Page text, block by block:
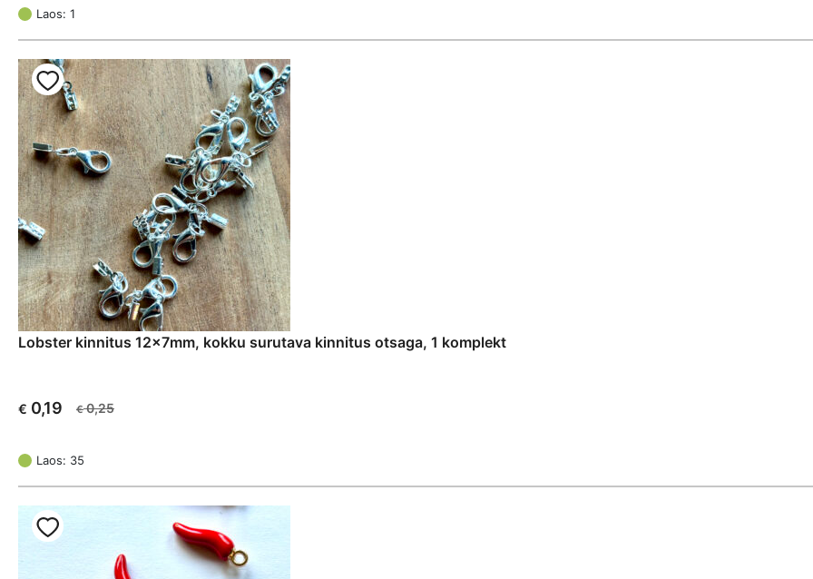
oli:
€ 3,47.
is:
€ 2,60.
Laos: 1
Lobster kinnitus 12x7mm, kokku surutava kinnitus otsaga, 1 komplekt
€0,25
Algne
oli:
€ 0,25.
€ 0,19
Current
is:
€ 0,19.
Laos: 35